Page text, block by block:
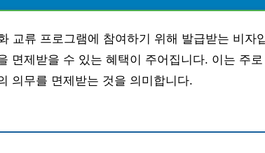
교류 프로그램에 참여하기 위해 발급받는 비자
면제받을 수 있는 혜택이 주어집니다. 이는 주
의무를 면제받는 것을 의미합니다.